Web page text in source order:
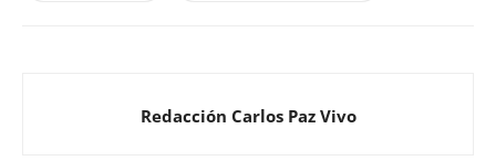
Redacción Carlos Paz Vivo